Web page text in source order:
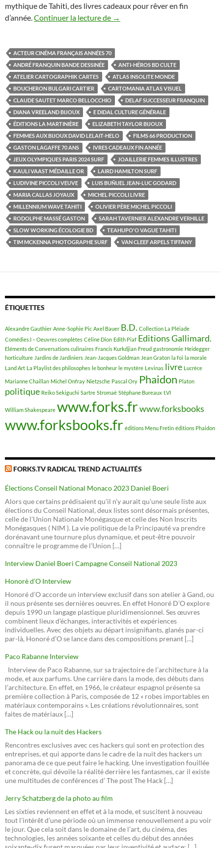
mythique de Tahiti, des livres cadeaux pour rêver en fin
d’année.Continuer la lecture de Cinq ouvrages entre
→
ACTEUR CINÉMA FRANÇAIS ANNÉES 70
ANDRÉ FRANQUIN BANDE DESSINÉE
ANTI-HÉROS BD CULTE
ATELIER CARTOGRAPHIK CARTES
ATLAS INSOLITE MONDE
BOUCHERON BULGARI CARTIER
CARTOMANIA ATLAS VISUEL
CLAUDE SAUTET MARCO BELLOCCHIO
DELAF SUCCESSEUR FRANQUIN
DIANA VREELAND BIJOUX
E DIDAL CULTURE GÉNÉRALE
ÉDITIONS LA MARTINIÈRE
ELIZABETH TAYLOR BIJOUX
FEMMES AUX BIJOUX DAVID LELAIT-HELO
FILMS 66 PRODUCTION
GASTON LAGAFFE 70 ANS
IVRES CADEAUX FIN ANNÉE
JEUX OLYMPIQUES PARIS 2024 SURF
JOAILLERIE FEMMES ILLUSTRES
KAULI VAAST MÉDAILLE OR
LAIRD HAMILTON SURF
LUDIVINE PICCOLI VEUVE
LUIS BUÑUEL JEAN-LUC GODARD
MARIA CALLAS JOYAUX
MICHEL PICCOLI LIVRE
MILLENNIUM WAVE TAHITI
OLIVIER PÈRE MICHEL PICCOLI
RODOLPHE MASSÉ GASTON
SARAH TAVERNIER ALEXANDRE VERHILLE
SLOW WORKING ÉCOLOGIE BD
TEAHUPO'O VAGUE TAHITI
TIM MCKENNA PHOTOGRAPHE SURF
VAN CLEEF ARPELS TIFFANY
ÉTIQUETTES
Alexandre Gauthier Anne-Sophie Pic Axel Bauer B.D. Collection La Pléiade
Comédies.I – Oeuvres complètes Céline Dion Edith Piaf Editions Gallimard.
Eléments de Conversations culinaires Francis Kurkdjian Freud gastronomie Heidegger
horticulture Jardins de Jardiniers Jean-Jacques Goldman Jean Graton la foi la morale
Land Art La Playlist des philosophes le bonheur le mystère Levinas livre Lucrèce
Marianne Chaillan Michel Onfray Nietzsche Pascal Ory Phaidon Platon
politique Reiko Sekiguchi Sartre Stromaë Stéphane Bureaux t.VI
William Shakespeare www.forks.frwww.forksbooks
www.forksbooks.fr éditions Menu Fretin éditions Phaidon
FORKS.TV RADICAL TREND ACTUALITÉS
Élections Conseil National Monaco 2023 Daniel Boeri
Alors que certains prédisaient qu’il n’y aurait qu’une seule liste aux
élections du Conseil National, deux listes sont désormais présentes,
celle de l’Union Nationale Monégasque et celle des Non Inscrits
Monégasques ( NIM ). La vie politique de la Principauté va prendre
dorénavant une tournure plus dynamique, et peut-être pouvoir
connaître le programme de l’Union […]
Interview Daniel Boeri Campagne Conseil National 2023
Honorè d’O Interview
Honoré d’O accorde un interview exclusif dans son atelier à Gand, ou
il nous présente ses dernières oeuvres. En effet Honoré D’O explore
depuis 1990 un langage plastique pluridimensionnel. Ses œuvres
combinent lieux d’échanges, interactivités et expériences
individuelles. Avec des objets au départ insignifiants, glanés par-ci
par-là, Honoré d’O se lance dans des compositions prenant […]
Paco Rabanne Interview
Interview de Paco Rabanne, sur sa trajectoire de l’architecture à la
mode, et aux parfums. Une carrière dans la mode, des débuts dans
l’architecture. En effet, en 1966, le créateur espagnol présente sa
première collection à Paris, composée de 12 « robes importables en
matériaux contemporains ». Les créations révolutionnaires, sont
faites de matériaux […]
The Hack ou la nuit des Hackers
Rencontres exclusives avec ces hackers qui sont en protection des
entreprises, et qui apporte dans le cadre de la nuit des hackers un
panorama de ce que peut faire le hacking. Une investigation fouillée
et concrète, qui dévoile la réalité derrière les fantasmes, car il existe
une multitudes de conférences d’ The post The Hack […]
Jerry Schatzberg de la photo au film
Les sixties reviennent en effet et à la mode, et suscitent à nouveau
tout l’intérêt d’une période où un immense renouvellement a pu voir
le jour. Que cela soit dans le domaine de l’art, du cinéma, des
technologies, les années soixante et celles du début des années